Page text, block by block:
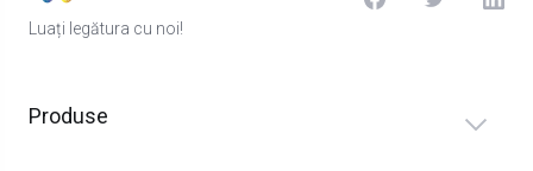
Luați legătura cu noi!
Produse